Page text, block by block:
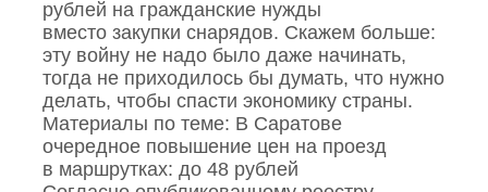
рублей на гражданские нужды
вместо закупки снарядов. Скажем больше:
эту войну не надо было даже начинать,
тогда не приходилось бы думать, что нужно
делать, чтобы спасти экономику страны.
Материалы по теме: В Саратове
очередное повышение цен на проезд
в маршрутках: до 48 рублей